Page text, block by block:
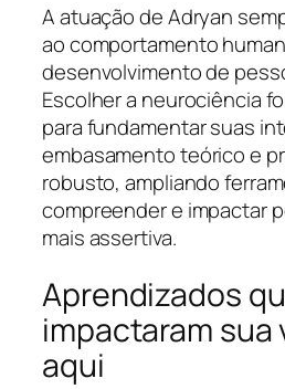
A atuação de Adryan
ao comportamento
desenvolvimento de
Escolher a neurociência
para fundamentar suas
embasamento teórico e
robusto, ampliando
compreender e impactar
mais assertiva.
Aprendizados
impactaram sua
aqui